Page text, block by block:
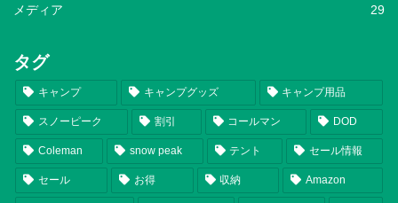
メディア 29
タグ
キャンプ キャンプグッズ キャンプ用品
スノーピーク 割引 コールマン DOD
Coleman snow peak テント セール情報
セール お得 収納 Amazon